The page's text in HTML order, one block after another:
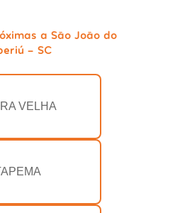
a São João do
- SC
VELHA